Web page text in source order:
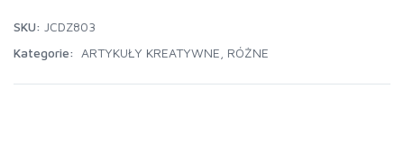
SKU: JCDZ803
Kategorie:
ARTYKUŁY KREATYWNE RÓŻNE